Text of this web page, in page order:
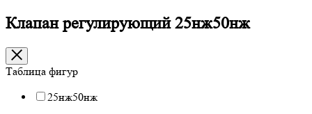
Клапан регулирующий 25нж50нж
Таблица фигур
25нж50нж